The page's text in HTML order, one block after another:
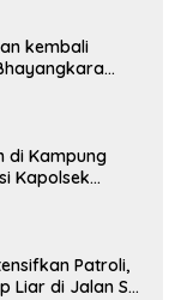
kembali
di Kampung
Kapolsek
Patroli,
Liar di Jalan SP